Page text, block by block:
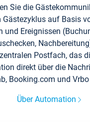
Sie die
Gästezyklus auf Basis
und Ereignissen
Postfach, das
direkt über die
Booking.com und
Über Automation